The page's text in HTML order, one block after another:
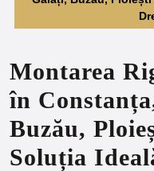
Montarea
în
Buzău,
Soluția